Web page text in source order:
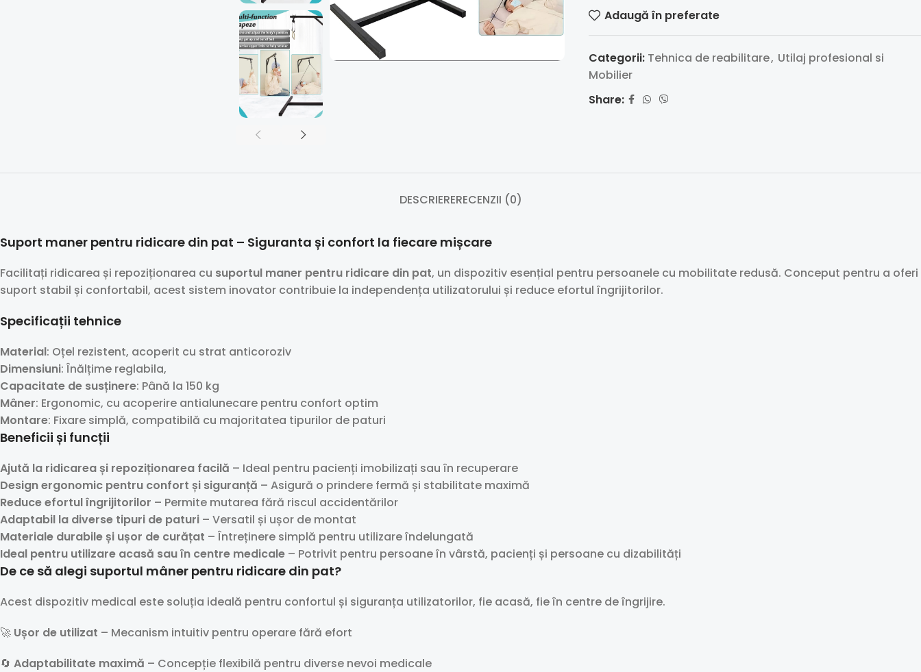
Adaugă în preferate
Categorii: Tehnica de reabilitare, Utilaj profesional si
Mobilier
Share:
DESCRIERERECENZII (0)
Suport maner pentru ridicare din pat – Siguranta și confort la fiecare mișcare
Facilitați ridicarea și repoziționarea cu suportul maner pentru ridicare din pat, un dispozitiv esențial pentru persoanele cu mobilitate redusă. Conceput pentru a oferi
suport stabil și confortabil, acest sistem inovator contribuie la independența utilizatorului și reduce efortul îngrijitorilor.
Specificații tehnice
Material: Oțel rezistent, acoperit cu strat anticoroziv
Dimensiuni: Înălțime reglabila,
Capacitate de susținere: Până la 150 kg
Mâner: Ergonomic, cu acoperire antialunecare pentru confort optim
Montare: Fixare simplă, compatibilă cu majoritatea tipurilor de paturi
Beneficii și funcții
Ajută la ridicarea și repoziționarea facilă – Ideal pentru pacienți imobilizați sau în recuperare
Design ergonomic pentru confort și siguranță – Asigură o prindere fermă și stabilitate maximă
Reduce efortul îngrijitorilor – Permite mutarea fără riscul accidentărilor
Adaptabil la diverse tipuri de paturi – Versatil și ușor de montat
Materiale durabile și ușor de curățat – Întreținere simplă pentru utilizare îndelungată
Ideal pentru utilizare acasă sau în centre medicale – Potrivit pentru persoane în vârstă, pacienți și persoane cu dizabilități
De ce să alegi suportul mâner pentru ridicare din pat?
Acest dispozitiv medical este soluția ideală pentru confortul și siguranța utilizatorilor, fie acasă, fie în centre de îngrijire.
🚀 Ușor de utilizat – Mecanism intuitiv pentru operare fără efort
🔄 Adaptabilitate maximă – Concepție flexibilă pentru diverse nevoi medicale